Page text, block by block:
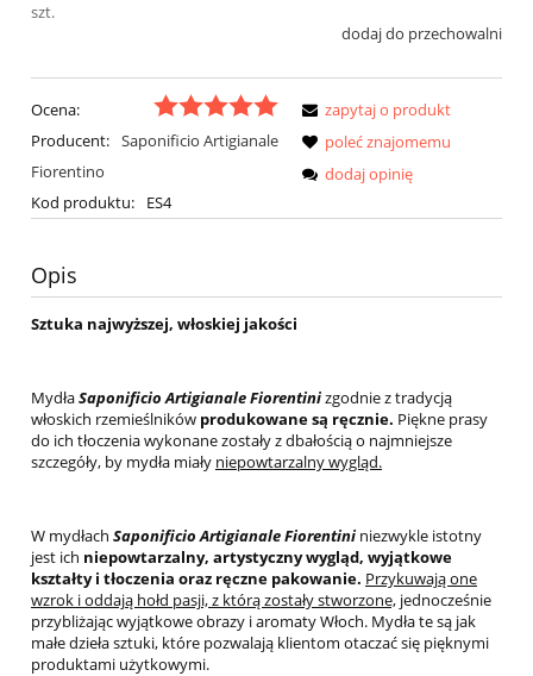
szt.
dodaj do przechowalni
Ocena:
Producent: Saponificio Artigianale
Fiorentino
Kod produktu:
ES4
zapytaj o produkt
poleć znajomemu
dodaj opinię
Opis
Sztuka najwyższej, włoskiej jakości
MydłaSaponificio Artigianale Fiorentinizgodnie z tradycją
włoskich rzemieślników produkowane są ręcznie. Piękne prasy
do ich tłoczenia wykonane zostały z dbałością o najmniejsze
szczegóły, by mydła miały niepowtarzalny wygląd.
W mydłach Saponificio Artigianale Fiorentini niezwykle istotny
jest ich niepowtarzalny, artystyczny wygląd, wyjątkowe
kształty i tłoczenia oraz ręczne pakowanie. Przykuwają one
wzrok i oddają hołd pasji, z którą zostały stworzone, jednocześnie
przybliżając wyjątkowe obrazy i aromaty Włoch. Mydła te są jak
małe dzieła sztuki, które pozwalają klientom otaczać się pięknymi
produktami użytkowymi.